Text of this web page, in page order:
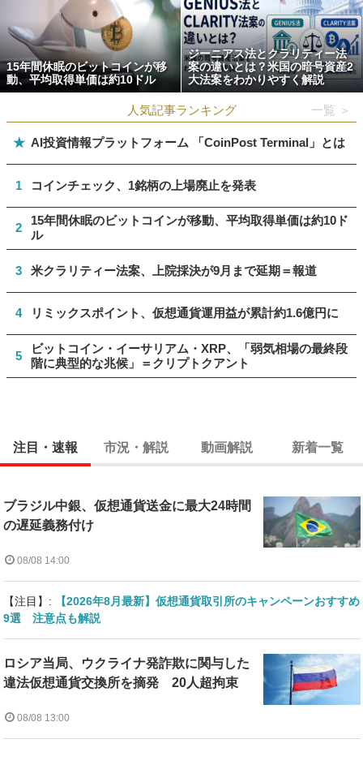
15年間休眠のビットコインが移
動、平均取得単価は約10ドル
ジーニアス法とクラリティー法
案の違いとは？米国の暗号資産2
大法案をわかりやすく解説
人気記事ランキング 一覧 ＞
★ AI投資情報プラットフォーム 「CoinPost Terminal」とは
1 コインチェック、1銘柄の上場廃止を発表
2
15年間休眠のビットコインが移動、平均取得単価は約10ド
ル
3 米クラリティー法案、上院採決が9月まで延期＝報道
4 リミックスポイント、仮想通貨運用益が累計約1.6億円に
5
ビットコイン・イーサリアム・XRP、「弱気相場の最終段
階に典型的な兆候」＝クリプトクアント
注目・速報 市況・解説 動画解説 新着一覧
ブラジル中銀、仮想通貨送金に最大24時間
の遅延義務付け
08/08 14:00
【注目】:
【2026年8月最新】仮想通貨取引所のキャンペーンおすすめ
9選 注意点も解説
ロシア当局、ウクライナ発詐欺に関与した
違法仮想通貨交換所を摘発 20人超拘束
08/08 13:00